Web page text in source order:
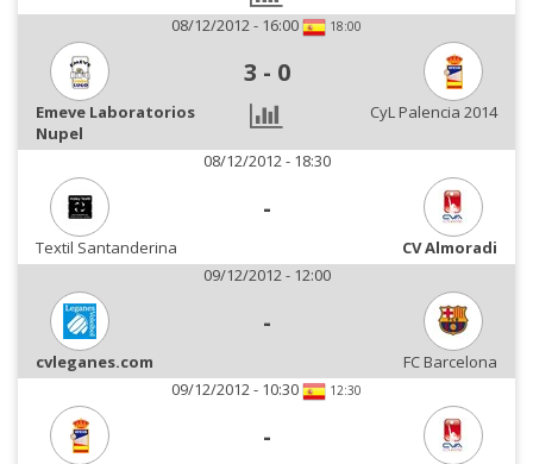
08/12/2012 - 16:00
18:00
3 - 0
Emeve Laboratorios
Nupel
CyL Palencia 2014
08/12/2012 - 18:30
-
Textil Santanderina
CV Almoradi
09/12/2012 - 12:00
-
cvleganes.com
FC Barcelona
09/12/2012 - 10:30
12:30
-